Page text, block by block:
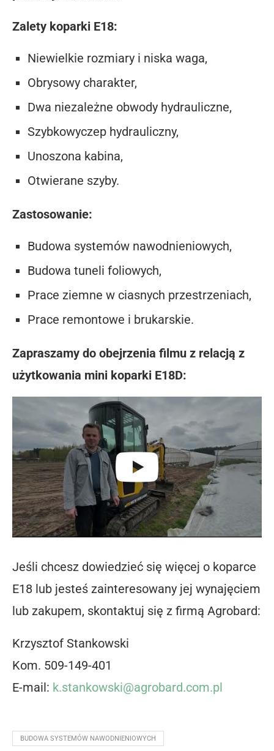
Zalety koparki E18:
Niewielkie rozmiary i niska waga,
Obrysowy charakter,
Dwa niezależne obwody hydrauliczne,
Szybkowyczep hydrauliczny,
Unoszona kabina,
Otwierane szyby.
Zastosowanie:
Budowa systemów nawodnieniowych,
Budowa tuneli foliowych,
Prace ziemne w ciasnych przestrzeniach,
Prace remontowe i brukarskie.
Zapraszamy do obejrzenia filmu z relacją z
użytkowania mini koparki E18D:
Jeśli chcesz dowiedzieć się więcej o koparce
E18 lub jesteś zainteresowany jej wynajęciem
lub zakupem, skontaktuj się z firmą Agrobard:
Krzysztof Stankowski
Kom. 509-149-401
E-mail: k.stankowski@agrobard.com.pl
BUDOWA SYSTEMÓW NAWODNIENIOWYCH